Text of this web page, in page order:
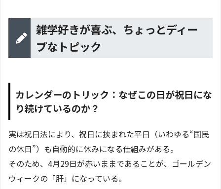
雑学好きが喜ぶ、ちょっとディー
プなトピック
カレンダーのトリック：なぜこの日が祝日にな
り続けているのか？
実は祝日法により、祝日に挟まれた平日（いわゆる“国民
の休日”）も自動的に休みになる仕組みがある。
そのため、4月29日が赤いままであることが、ゴールデン
ウィークの「肝」になっている。